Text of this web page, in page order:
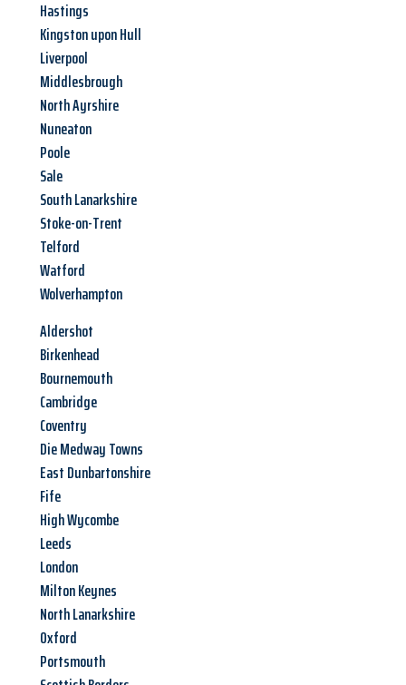
Hastings
Kingston upon Hull
Liverpool
Middlesbrough
North Ayrshire
Nuneaton
Poole
Sale
South Lanarkshire
Stoke-on-Trent
Telford
Watford
Wolverhampton
Aldershot
Birkenhead
Bournemouth
Cambridge
Coventry
Die Medway Towns
East Dunbartonshire
Fife
High Wycombe
Leeds
London
Milton Keynes
North Lanarkshire
Oxford
Portsmouth